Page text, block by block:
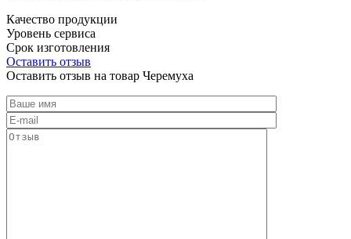
Качество продукции
Уровень сервиса
Срок изготовления
Оставить отзыв
Оставить отзыв на товар Черемуха